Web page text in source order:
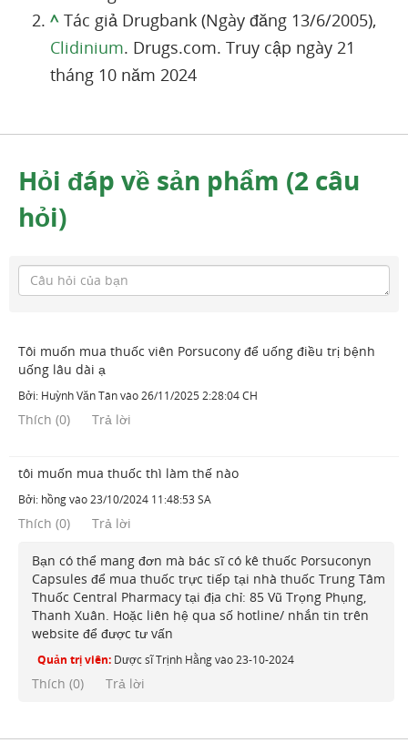
^ Tác giả Drugbank (Ngày đăng 13/6/2005),
Clidinium. Drugs.com. Truy cập ngày 21
tháng 10 năm 2024
Hỏi đáp về sản phẩm (2 câu
hỏi)
Tôi muốn mua thuốc viên Porsucony để uống điều trị bệnh
uống lâu dài ạ
Bởi: Huỳnh Văn Tânvào26/11/2025 2:28:04 CH
Thích (0) Trả lời
tôi muốn mua thuốc thì làm thế nào
Bởi: hồngvào23/10/2024 11:48:53 SA
Thích (0) Trả lời
Bạn có thể mang đơn mà bác sĩ có kê thuốc Porsuconyn
Capsules để mua thuốc trực tiếp tại nhà thuốc Trung Tâm
Thuốc Central Pharmacy tại địa chỉ: 85 Vũ Trọng Phụng,
Thanh Xuân. Hoặc liên hệ qua số hotline/ nhắn tin trên
website để được tư vấn
Quản trị viên: Dược sĩ Trịnh Hằngvào23-10-2024
Thích (0) Trả lời